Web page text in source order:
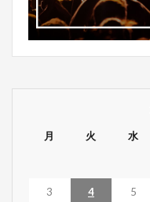
月 火 水
3 4 5